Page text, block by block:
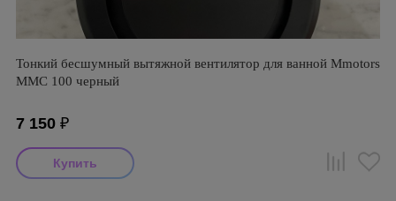
Тонкий бесшумный вытяжной вентилятор для ванной Mmotors
ММC 100 черный
7 150 ₽